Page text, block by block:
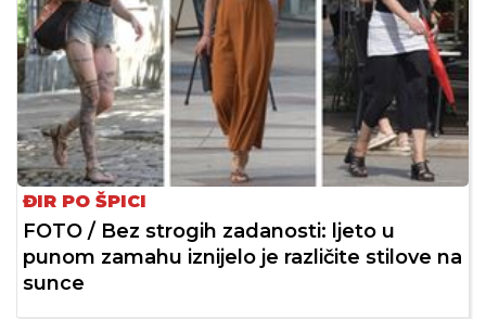
ĐIR PO ŠPICI
FOTO / Bez strogih zadanosti: ljeto u
punom zamahu iznijelo je različite stilove na
sunce